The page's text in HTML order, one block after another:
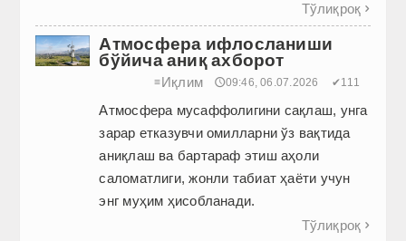
Тўлиқроқ 
Атмосфера ифлосланиши
бўйича аниқ ахборот
≡Иқлим 🕔09:46, 06.07.2026 ✔111
Атмосфера мусаффолигини сақлаш, унга
зарар етказувчи омилларни ўз вақтида
аниқлаш ва бартараф этиш аҳоли
саломатлиги, жонли табиат ҳаёти учун
энг муҳим ҳисобланади.
Тўлиқроқ 